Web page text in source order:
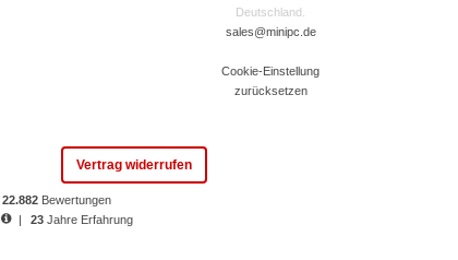
Deutschland.
sales@minipc.de
Cookie-Einstellung
zurücksetzen
Vertrag widerrufen
22.882 Bewertungen
| 23 Jahre Erfahrung